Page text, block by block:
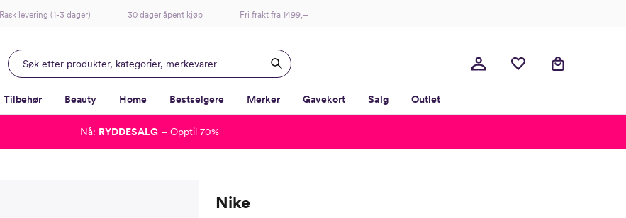
Rask levering (1-3 dager) 30 dager åpent kjøp Fri frakt fra 1499,–
Tilbehør Beauty Home Bestselgere Merker Gavekort Salg Outlet
Nike
Nå: RYDDESALG – Opptil 70%
-
-
-
-